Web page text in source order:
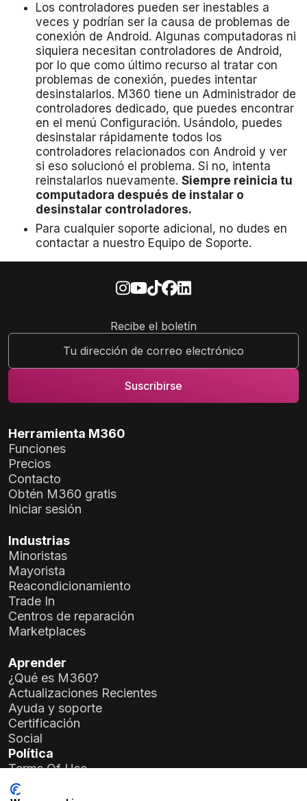
Los controladores pueden ser inestables a
veces y podrían ser la causa de problemas de
conexión de Android. Algunas computadoras ni
siquiera necesitan controladores de Android,
por lo que como último recurso al tratar con
problemas de conexión, puedes intentar
desinstalarlos. M360 tiene un Administrador de
controladores dedicado, que puedes encontrar
en el menú Configuración. Usándolo, puedes
desinstalar rápidamente todos los
controladores relacionados con Android y ver
si eso solucionó el problema. Si no, intenta
reinstalarlos nuevamente. Siempre reinicia tu
computadora después de instalar o
desinstalar controladores.
Para cualquier soporte adicional, no dudes en
contactar a nuestro Equipo de Soporte.
Recibe el boletín
Herramienta M360
Funciones
Precios
Contacto
Obtén M360 gratis
Iniciar sesión
Industrias
Minoristas
Mayorista
Reacondicionamiento
Trade In
Centros de reparación
Marketplaces
Aprender
¿Qué es M360?
Actualizaciones Recientes
Ayuda y soporte
Certificación
Social
Política
Terms Of Use
Privacy Policy